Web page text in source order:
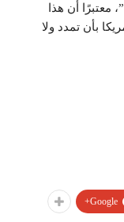
معتبرًا أن هذا
بأن تمدد ولا
Google+